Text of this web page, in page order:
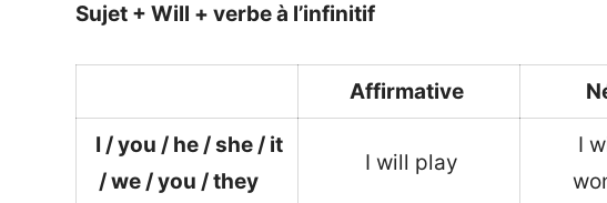
Sujet + Will + verbe à l’infinitif
Affirmative_
I / you / he / she / it
/ we / you / they_
I will play
I